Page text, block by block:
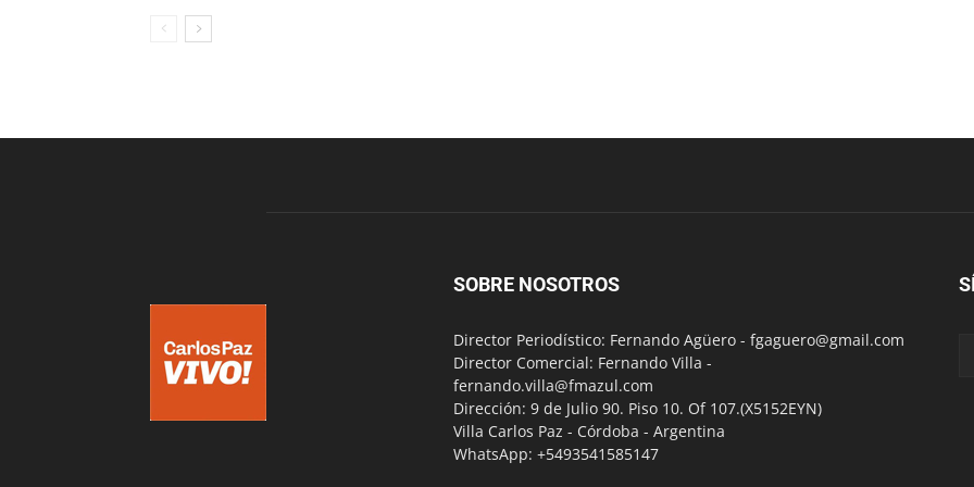
SOBRE NOSOTROS
Director Periodístico: Fernando Agüero - fgaguero@gmail.com
Director Comercial: Fernando Villa -
fernando.villa@fmazul.com
Dirección: 9 de Julio 90. Piso 10. Of 107.(X5152EYN)
Villa Carlos Paz - Córdoba - Argentina
WhatsApp: +5493541585147